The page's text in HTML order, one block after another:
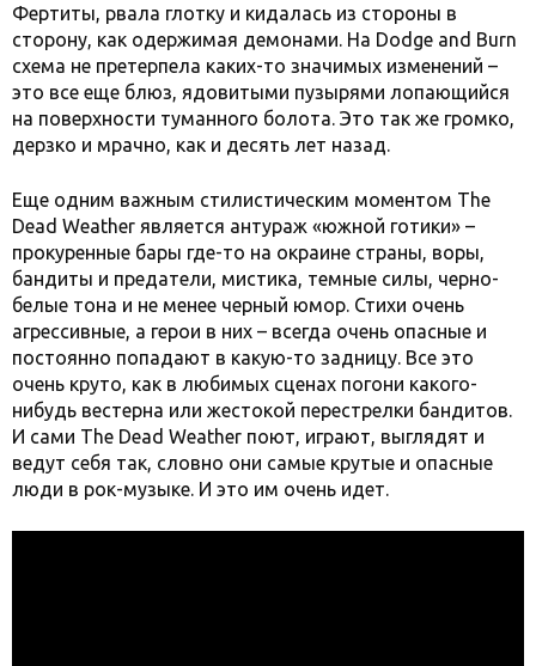
Фертиты, рвала глотку и кидалась из стороны в
сторону, как одержимая демонами. На Dodge and Burn
схема не претерпела каких-то значимых изменений –
это все еще блюз, ядовитыми пузырями лопающийся
на поверхности туманного болота. Это так же громко,
дерзко и мрачно, как и десять лет назад.
Еще одним важным стилистическим моментом The
Dead Weather является антураж «южной готики» –
прокуренные бары где-то на окраине страны, воры,
бандиты и предатели, мистика, темные силы, черно-
белые тона и не менее черный юмор. Стихи очень
агрессивные, а герои в них – всегда очень опасные и
постоянно попадают в какую-то задницу. Все это
очень круто, как в любимых сценах погони какого-
нибудь вестерна или жестокой перестрелки бандитов.
И сами The Dead Weather поют, играют, выглядят и
ведут себя так, словно они самые крутые и опасные
люди в рок-музыке. И это им очень идет.